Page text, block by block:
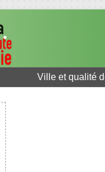
Ville et qualité